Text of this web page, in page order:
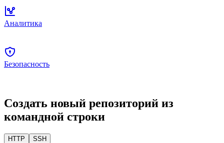
Аналитика
Безопасность
Создать новый репозиторий из
командной строки
HTTP SSH